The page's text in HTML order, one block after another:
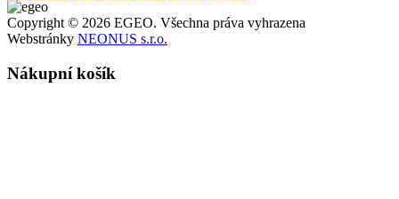
Copyright © 2026 EGEO. Všechna práva vyhrazena
Webstránky NEONUS s.r.o.
Nákupní košík